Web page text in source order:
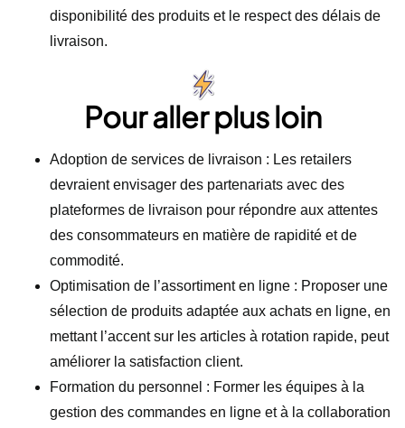
disponibilité des produits et le respect des délais de
livraison.
Pour aller plus loin
Adoption de services de livraison : Les retailers
devraient envisager des partenariats avec des
plateformes de livraison pour répondre aux attentes
des consommateurs en matière de rapidité et de
commodité.
Optimisation de l’assortiment en ligne : Proposer une
sélection de produits adaptée aux achats en ligne, en
mettant l’accent sur les articles à rotation rapide, peut
améliorer la satisfaction client.
Formation du personnel : Former les équipes à la
gestion des commandes en ligne et à la collaboration